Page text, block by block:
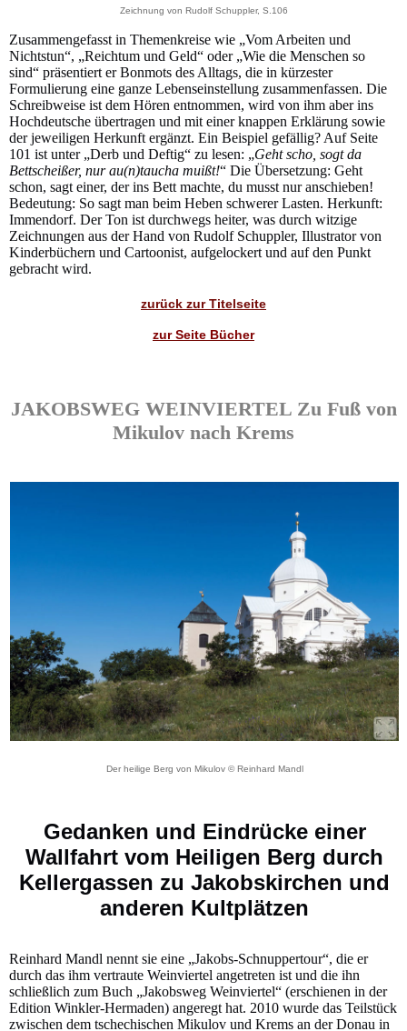
Zeichnung von Rudolf Schuppler, S.106
Zusammengefasst in Themenkreise wie „Vom Arbeiten und
Nichtstun“, „Reichtum und Geld“ oder „Wie die Menschen so
sind“ präsentiert er Bonmots des Alltags, die in kürzester
Formulierung eine ganze Lebenseinstellung zusammenfassen. Die
Schreibweise ist dem Hören entnommen, wird von ihm aber ins
Hochdeutsche übertragen und mit einer knappen Erklärung sowie
der jeweiligen Herkunft ergänzt. Ein Beispiel gefällig? Auf Seite
101 ist unter „Derb und Deftig“ zu lesen: „Geht scho, sogt da
Bettscheißer, nur au(n)taucha muißt!“ Die Übersetzung: Geht
schon, sagt einer, der ins Bett machte, du musst nur anschieben!
Bedeutung: So sagt man beim Heben schwerer Lasten. Herkunft:
Immendorf. Der Ton ist durchwegs heiter, was durch witzige
Zeichnungen aus der Hand von Rudolf Schuppler, Illustrator von
Kinderbüchern und Cartoonist, aufgelockert und auf den Punkt
gebracht wird.
zurück zur Titelseite
zur Seite Bücher
JAKOBSWEG WEINVIERTEL Zu Fuß von
Mikulov nach Krems
Der heilige Berg von Mikulov © Reinhard Mandl
Gedanken und Eindrücke einer
Wallfahrt vom Heiligen Berg durch
Kellergassen zu Jakobskirchen und
anderen Kultplätzen
Reinhard Mandl nennt sie eine „Jakobs-Schnuppertour“, die er
durch das ihm vertraute Weinviertel angetreten ist und die ihn
schließlich zum Buch „Jakobsweg Weinviertel“ (erschienen in der
Edition Winkler-Hermaden) angeregt hat. 2010 wurde das Teilstück
zwischen dem tschechischen Mikulov und Krems an der Donau in